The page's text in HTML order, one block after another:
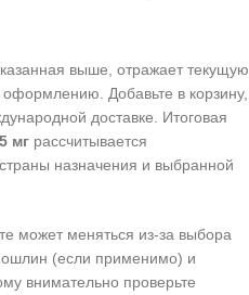
выше, отражает текущую
оформлению. Добавьте в корзину,
доставке. Итоговая
мг рассчитывается
назначения и выбранной
может меняться из‑за выбора
(если применимо) и
внимательно проверьте